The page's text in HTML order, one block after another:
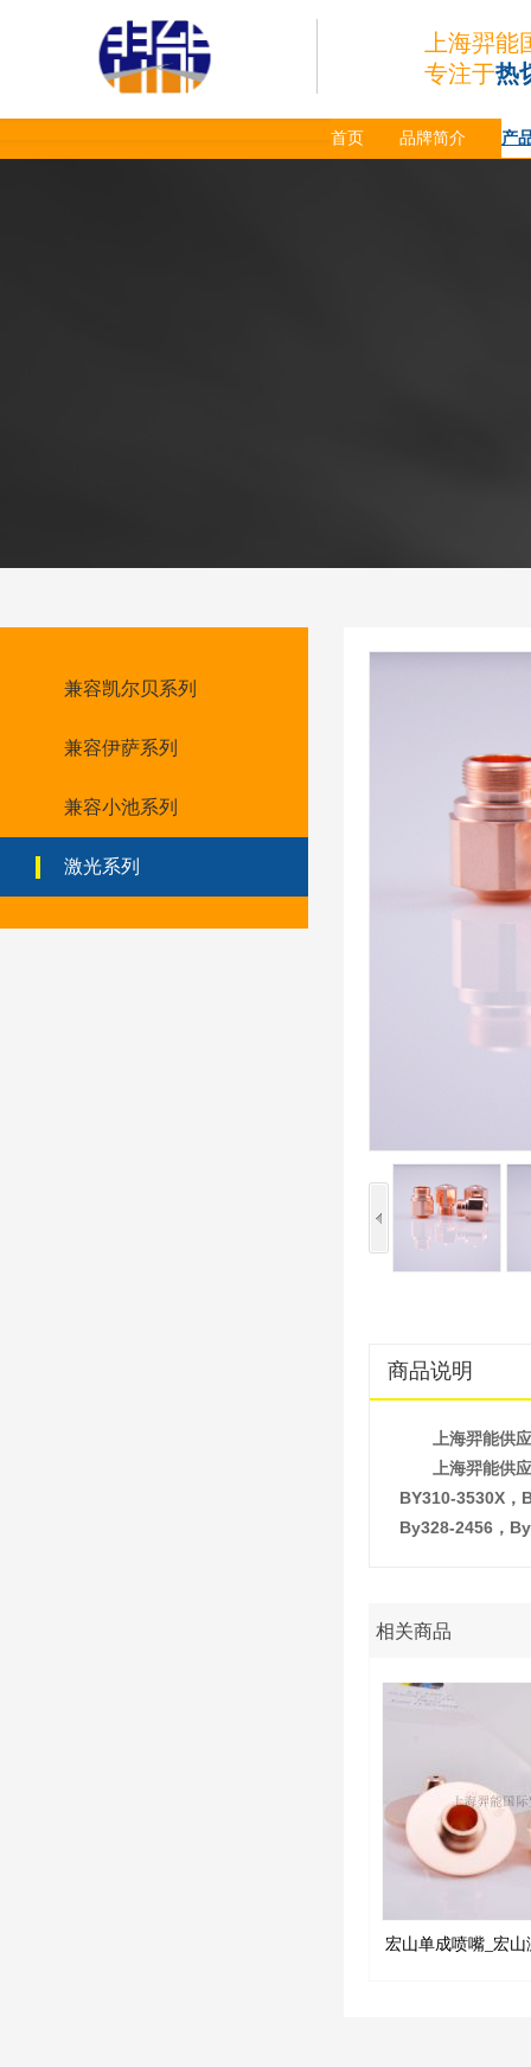
上海羿
专注于热
首页 品牌简介 产
兼容凯尔贝系列
兼容伊萨系列
兼容小池系列
激光系列
商品说明
上海羿能供
上海羿能供
BY310-3530X，
By328-2456，
相关商品
宏山单成喷嘴_宏山